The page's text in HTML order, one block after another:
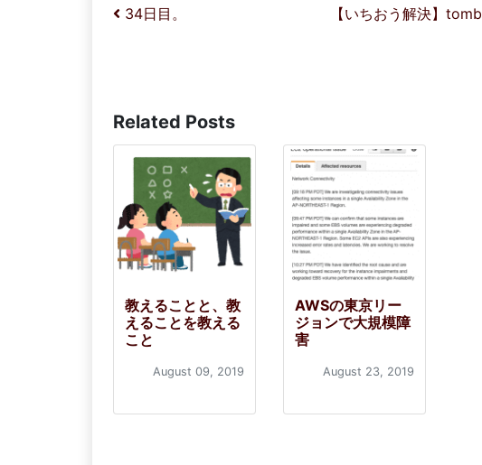
投稿ナビゲーション
34日目。 【いちおう解決】
Related Posts
教えることと、教
えることを教える
こと
August 09, 2019
AWSの東京リー
ジョンで大規模障
害
August 23, 2019